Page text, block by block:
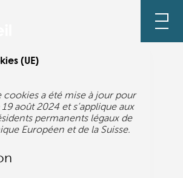
(UE)
cookies a été mise à jour pour
août 2024 et s’applique aux
permanents légaux de
Européen et de la Suisse.